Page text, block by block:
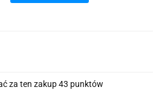
za ten zakup 43 punktów